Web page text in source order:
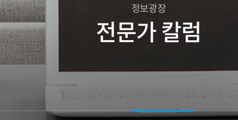
정보광장
전문가 칼럼